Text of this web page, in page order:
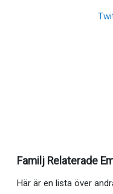
Familj Relaterade
Här är en lista över